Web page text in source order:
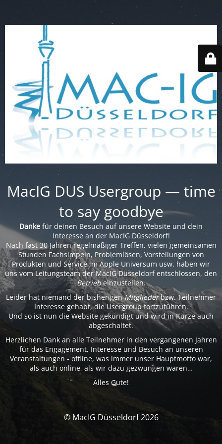
MacIG DUS Usergroup — time
to say goodbye
Danke für deinen Besuch auf unsere Website und dein
Interesse an der MacIG Düsseldorf!
Nach fast 30 Jahren regelmäßiger Treffen, vielen gemeinsamen
Stunden Fachsimpeln, Problemlösen, Vorstellungen von
Produkten und Service im Apple Universum usw. haben wir
uns vom Leitungsteam der MacIG Düsseldorf entschlossen, den
Betriebeinzustellen.
Leider hat niemand der bisherigenMitgliederbzw. Teilnehmer
Interesse gehabt, die Usergroup fortzuführen.
Und so ist nun die Website gekündigt und wird in Kürze auch
abgeschaltet.
Herzlichen Dank an alle Teilnehmer in den vergangenen Jahren
für das Engagement, Interesse und Besuch an unseren
Veranstaltungen - offline, was immer unser Hauptmotto war,
als auch online, als wir dazu gezwungen waren…
Alles Gute!
© MacIG Düsseldorf 2026